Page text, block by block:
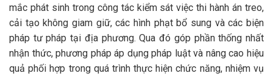
mắc phát sinh trong công tác kiểm sát việc thi hành án treo,
cải tạo không giam giữ, các hình phạt bổ sung và các biện
pháp tư pháp tại địa phương. Qua đó góp phần thống nhất
nhận thức, phương pháp áp dụng pháp luật và nâng cao hiệu
quả phối hợp trong quá trình thực hiện chức năng, nhiệm vụ